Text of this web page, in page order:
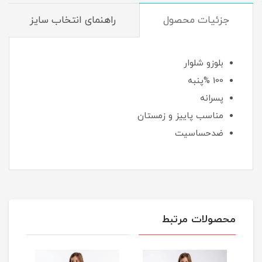
جزئیات محصول راهنمای انتخاب سایز
بلوزو شلوار
100 %پنبه
پسرانه
مناسب پاییز و زمستان
ضدحساسیت
محصولات مرتبط